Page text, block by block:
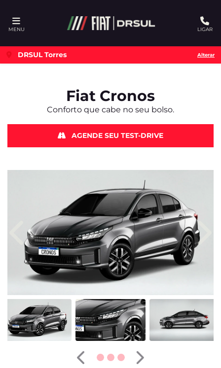
MENU LIGAR
DRSUL Torres Alterar
Fiat Cronos
Conforto que cabe no seu bolso.
AGENDE SEU TEST-DRIVE
Anterior
Anterior Próximo